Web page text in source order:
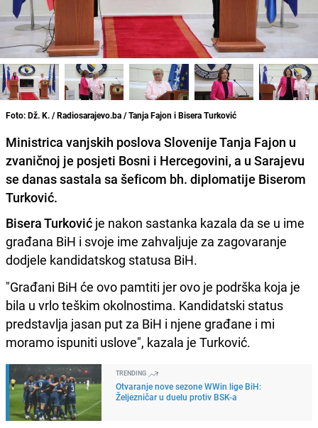
Foto: Dž. K. / Radiosarajevo.ba / Tanja Fajon i Bisera Turković
Ministrica vanjskih poslova Slovenije Tanja Fajon u
zvaničnoj je posjeti Bosni i Hercegovini, a u Sarajevu
se danas sastala sa šeficom bh. diplomatije Biserom
Turković.
Bisera Turković je nakon sastanka kazala da se u ime
građana BiH i svoje ime zahvaljuje za zagovaranje
dodjele kandidatskog statusa BiH.
"Građani BiH će ovo pamtiti jer ovo je podrška koja je
bila u vrlo teškim okolnostima. Kandidatski status
predstavlja jasan put za BiH i njene građane i mi
moramo ispuniti uslove", kazala je Turković.
TRENDING
Otvaranje nove sezone WWin lige BiH:
Željezničar u duelu protiv BSK-a